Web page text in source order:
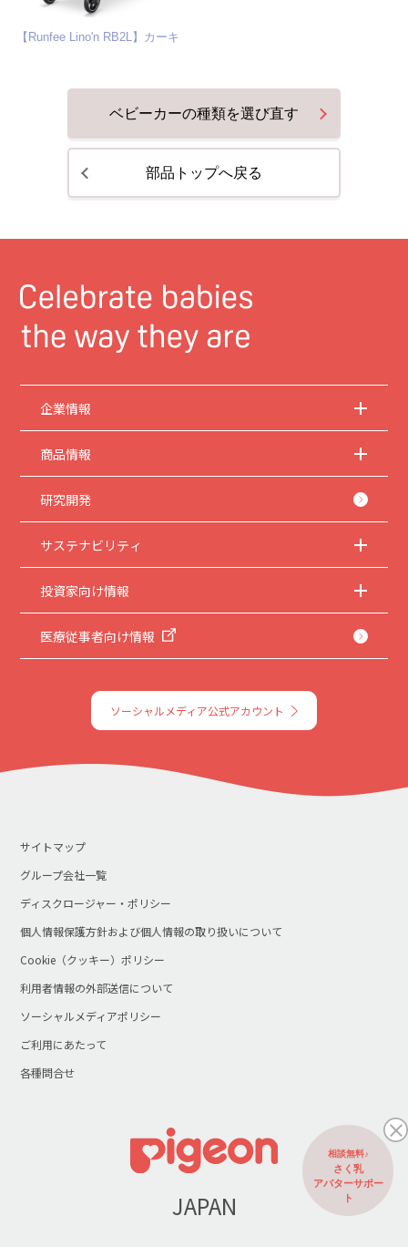
【Runfee Lino'n RB2L】カーキ
部品トップへ戻る
ベビーカーの種類を選び直す
企業情報
商品情報
研究開発
サステナビリティ
投資家向け情報
医療従事者向け情報
ソーシャルメディア公式アカウント
サイトマップ
グループ会社一覧
ディスクロージャー・ポリシー
個人情報保護方針および個人情報の取り扱いについて
Cookie（クッキー）ポリシー
利用者情報の外部送信について
ソーシャルメディアポリシー
ご利用にあたって
各種問合せ
JAPAN
相談無料♪
さく乳
アバターサポー
ト